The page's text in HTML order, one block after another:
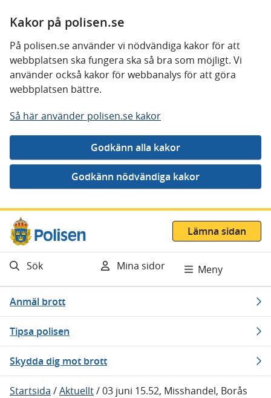
Kakor på polisen.se
På polisen.se använder vi nödvändiga kakor för att
webbplatsen ska fungera ska så bra som möjligt. Vi
använder också kakor för webbanalys för att göra
webbplatsen bättre.
Så här använder polisen.se kakor
Gå direkt till innehåll
Lämna sidan
Sök Mina sidor Meny
Anmäl brott
Tipsa polisen
Skydda dig mot brott
Startsida /Aktuellt/03 juni 15.52, Misshandel, Borås